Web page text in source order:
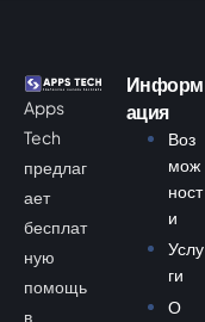
Apps
Tech
предлаг
ает
бесплат
ную
помощь
в
Информ
ация
Воз
мож
ност
и
Услу
ги
О